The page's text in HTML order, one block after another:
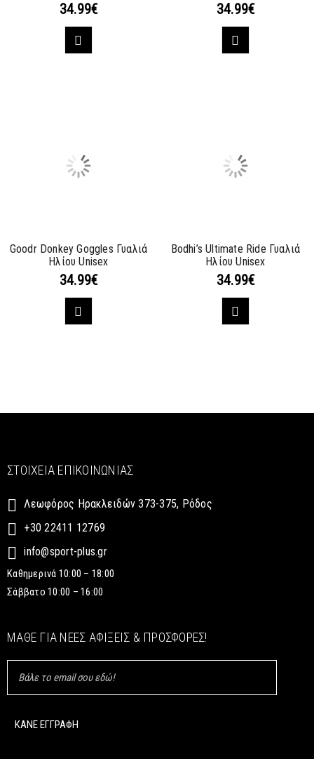
34.99€ 34.99€
Goodr Donkey Goggles Γυαλιά
Ηλίου Unisex
34.99€
Bodhi’s Ultimate Ride Γυαλιά
Ηλίου Unisex
34.99€
ΣΤΟΙΧΕΊΑ ΕΠΙΚΟΙΝΩΝΊΑΣ
Λεωφόρος Ηρακλειδών 373-375, Ρόδος
+30 22411 12769
info@sport-plus.gr
Καθημερινά 10:00 – 18:00
Σάββατο 10:00 – 16:00
ΜΆΘΕ ΓΙΑ ΝΈΕΣ ΑΦΊΞΕΙΣ & ΠΡΟΣΦΟΡΈΣ!